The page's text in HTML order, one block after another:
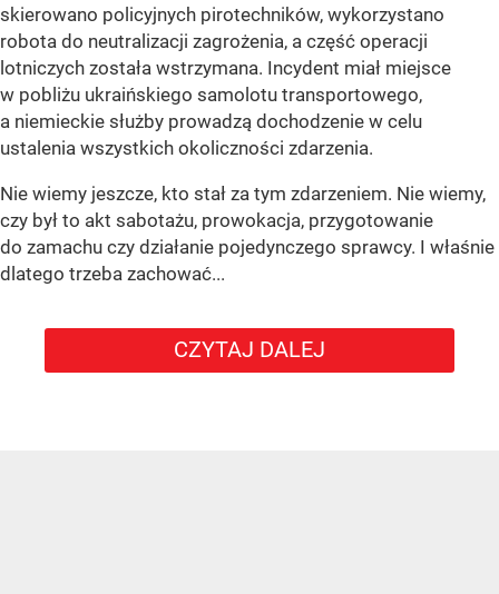
skierowano policyjnych pirotechników, wykorzystano
robota do neutralizacji zagrożenia, a część operacji
lotniczych została wstrzymana. Incydent miał miejsce
w pobliżu ukraińskiego samolotu transportowego,
a niemieckie służby prowadzą dochodzenie w celu
ustalenia wszystkich okoliczności zdarzenia.
Nie wiemy jeszcze, kto stał za tym zdarzeniem. Nie wiemy,
czy był to akt sabotażu, prowokacja, przygotowanie
do zamachu czy działanie pojedynczego sprawcy. I właśnie
dlatego trzeba zachować...
CZYTAJ DALEJ